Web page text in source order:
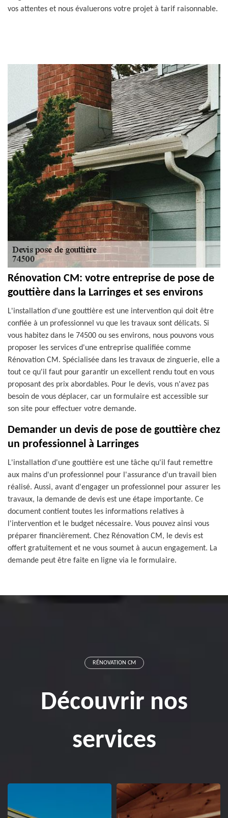
vos attentes et nous évaluerons votre projet à tarif raisonnable.
Rénovation CM: votre entreprise de pose de
gouttière dans la Larringes et ses environs
L'installation d'une gouttière est une intervention qui doit être
confiée à un professionnel vu que les travaux sont délicats. Si
vous habitez dans le 74500 ou ses environs, nous pouvons vous
proposer les services d'une entreprise qualifiée comme
Rénovation CM. Spécialisée dans les travaux de zinguerie, elle a
tout ce qu'il faut pour garantir un excellent rendu tout en vous
proposant des prix abordables. Pour le devis, vous n'avez pas
besoin de vous déplacer, car un formulaire est accessible sur
son site pour effectuer votre demande.
Demander un devis de pose de gouttière chez
un professionnel à Larringes
L'installation d'une gouttière est une tâche qu'il faut remettre
aux mains d'un professionnel pour l'assurance d'un travail bien
réalisé. Aussi, avant d'engager un professionnel pour assurer les
travaux, la demande de devis est une étape importante. Ce
document contient toutes les informations relatives à
l'intervention et le budget nécessaire. Vous pouvez ainsi vous
préparer financièrement. Chez Rénovation CM, le devis est
offert gratuitement et ne vous soumet à aucun engagement. La
demande peut être faite en ligne via le formulaire.
RÉNOVATION CM
Découvrir nos
services